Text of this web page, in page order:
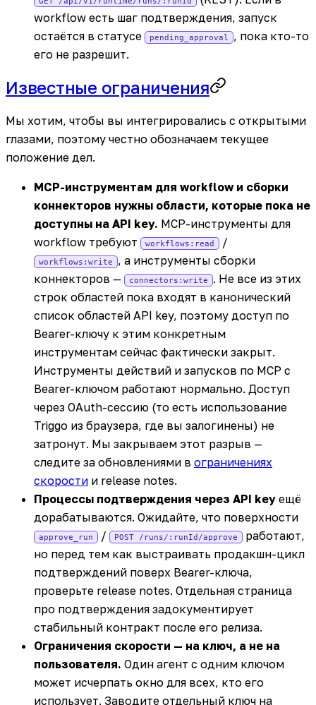
workflow есть шаг подтверждения, запуск
остаётся в статусе
pending_approval
, пока кто-то
его не разрешит.
Известные ограничения
Мы хотим, чтобы вы интегрировались с открытыми
глазами, поэтому честно обозначаем текущее
положение дел.
MCP-инструментам для workflow и сборки
коннекторов нужны области, которые пока не
доступны на API key. MCP-инструменты для
workflow требуют
workflows:read /
workflows:write
, а инструменты сборки
коннекторов —
connectors:write
. Не все из этих
строк областей пока входят в канонический
список областей API key, поэтому доступ по
Bearer-ключу к этим конкретным
инструментам сейчас фактически закрыт.
Инструменты действий и запусков по MCP с
Bearer-ключом работают нормально. Доступ
через OAuth-сессию (то есть использование
Triggo из браузера, где вы залогинены) не
затронут. Мы закрываем этот разрыв —
следите за обновлениями в ограничениях
скорости и release notes.
Процессы подтверждения через API key ещё
дорабатываются. Ожидайте, что поверхности
approve_run / POST /runs/:runId/approve
работают,
но перед тем как выстраивать продакшн-цикл
подтверждений поверх Bearer-ключа,
проверьте release notes. Отдельная страница
про подтверждения задокументирует
стабильный контракт после его релиза.
Ограничения скорости — на ключ, а не на
пользователя. Один агент с одним ключом
может исчерпать окно для всех, кто его
использует. Заводите отдельный ключ на